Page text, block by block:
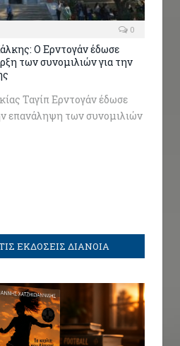
0
Ο Ερντογάν έδωσε
των συνομιλιών για την
Ταγίπ Ερντογάν έδωσε
επανάληψη των συνομιλιών
ΕΚΔΟΣΕΙΣ ΔΙΑΝΟΙΑ